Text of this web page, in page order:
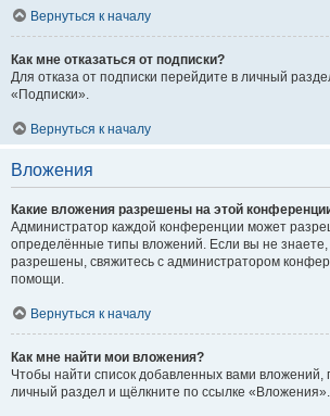
Вернуться к началу
Как мне отказаться от подписки?
Для отказа от подписки перейдите в личный
«Подписки».
Вернуться к началу
Вложения
Какие вложения разрешены на этой
Администратор каждой конференции может
определённые типы вложений. Если вы не знаете,
разрешены, свяжитесь с администратором
помощи.
Вернуться к началу
Как мне найти мои вложения?
Чтобы найти список добавленных вами вложений,
личный раздел и щёлкните по ссылке «Вложения».